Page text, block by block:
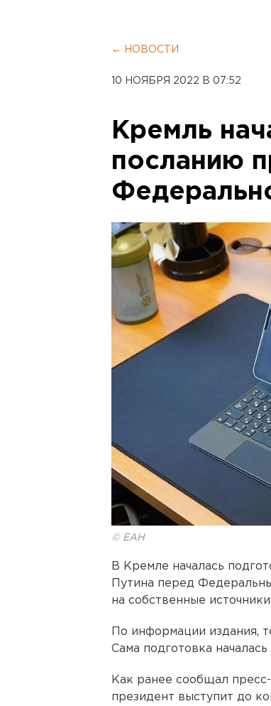
← НОВОСТИ
10 НОЯБРЯ 2022 В 07:52
Кремль
посланию
© ЕАН
В Кремле началась
Путина перед
на собственные источники.
По информации издания,
Сама подготовка
Как ранее сообщал
президент выступит до